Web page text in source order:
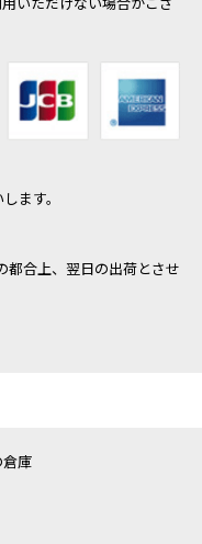
ます。
都合上、翌日の出荷とさせ
庫